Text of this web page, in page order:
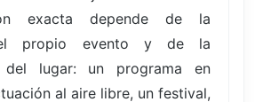
exacta depende de la
propio evento y de la
del lugar: un programa en
al aire libre, un festival,